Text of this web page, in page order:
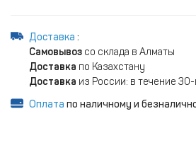
Доставка :
Самовывоз со склада в Алматы
Доставка по Казахстану
Доставка из России: в течение
Оплата по наличному и